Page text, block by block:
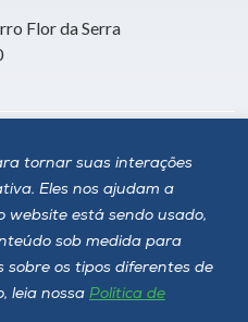
tornar suas interações
Eles nos ajudam a
website está sendo usado,
sob medida para
sobre os tipos diferentes de
leia nossa Política de
Flor da Serra